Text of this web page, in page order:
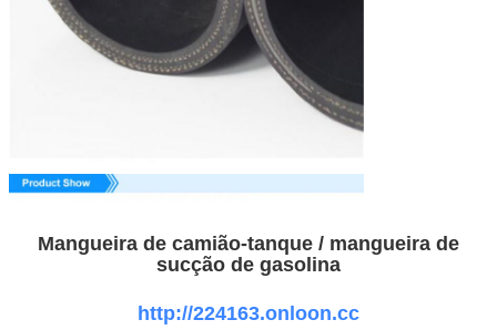
Mangueira de camião-tanque / mangueira de
sucção de gasolina
http://224163.onloon.cc